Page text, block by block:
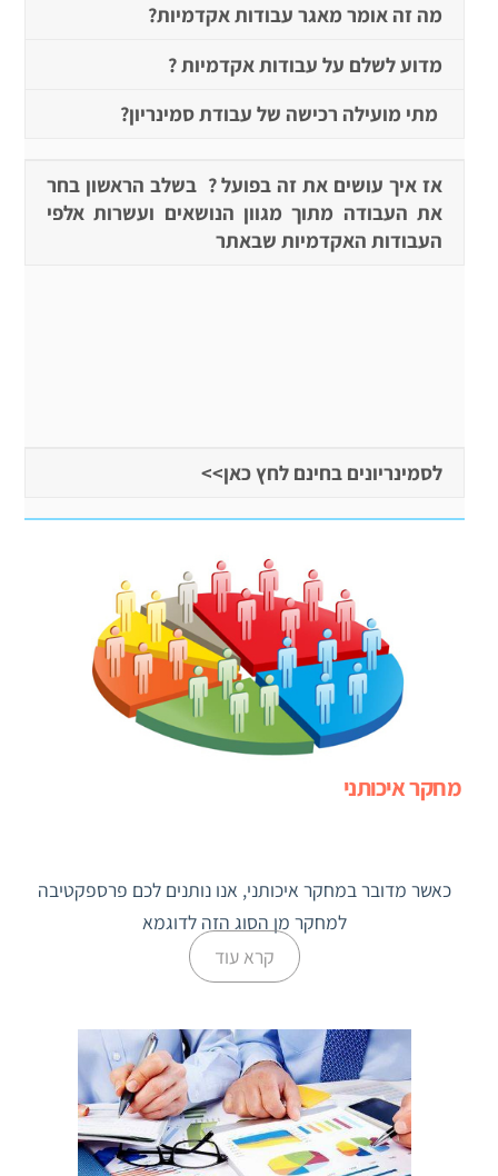
מה זה אומר מאגר עבודות אקדמיות?
מדוע לשלם על עבודות אקדמיות ?
מתי מועילה רכישה של עבודת סמינריון?
אז איך עושים את זה בפועל ? בשלב הראשון בחר
את העבודה מתוך מגוון הנושאים ועשרות אלפי
העבודות האקדמיות שבאתר
לסמינריונים בחינם לחץ כאן>>
מחקר איכותני
כאשר מדובר במחקר איכותני, אנו נותנים לכם פרספקטיבה
למחקר מן הסוג הזה לדוגמא
קרא עוד